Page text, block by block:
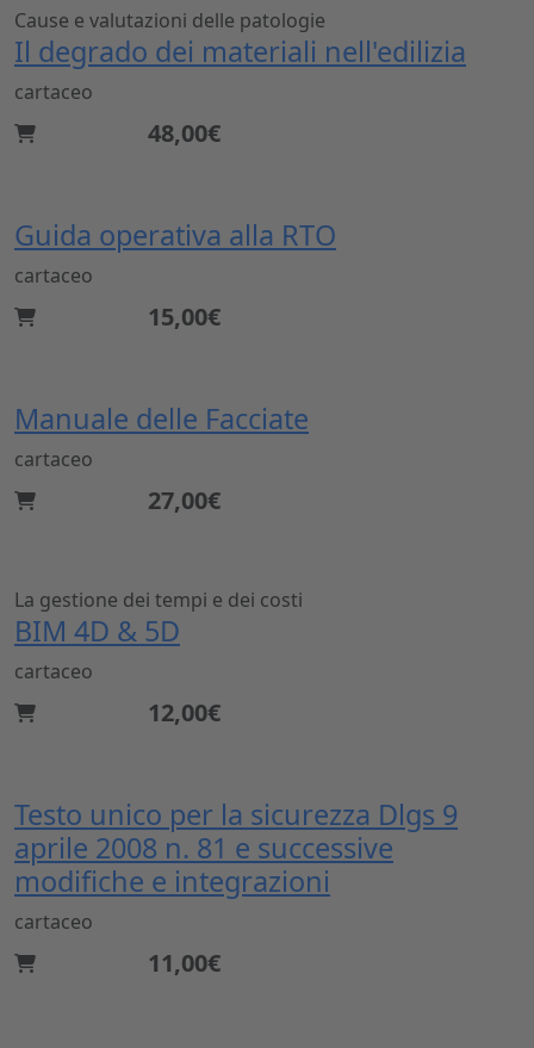
Cause e valutazioni delle patologie
Il degrado dei materiali nell'edilizia
cartaceo
48,00€
Guida operativa alla RTO
cartaceo
15,00€
Manuale delle Facciate
cartaceo
27,00€
La gestione dei tempi e dei costi
BIM 4D & 5D
cartaceo
12,00€
Testo unico per la sicurezza Dlgs 9
aprile 2008 n. 81 e successive
modifiche e integrazioni
cartaceo
11,00€